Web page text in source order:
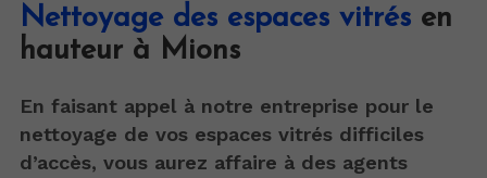
Nettoyage des espaces vitrés en
hauteur à Mions
En faisant appel à notre entreprise pour le
nettoyage de vos espaces vitrés difficiles
d’accès, vous aurez affaire à des agents